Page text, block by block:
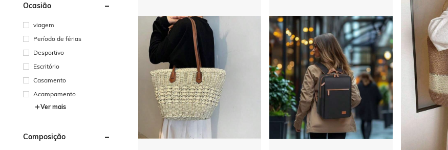
Ocasião
viagem
Período de férias
Desportivo
Escritório
Casamento
Acampamento
Ver mais
Composição